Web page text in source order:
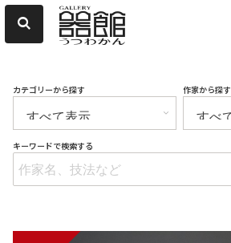
カテゴリーから探す 作家から探す
キーワードで検索する